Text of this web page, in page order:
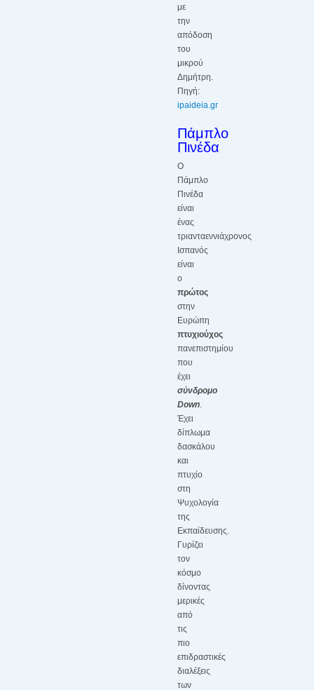
με
την
απόδοση
του
μικρού
Δημήτρη.
Πηγή:
ipaideia.gr
Πάμπλο
Πινέδα
Ο
Πάμπλο
Πινέδα
είναι
ένας
τριανταεννιάχρονος
Ισπανός
είναι
ο
πρώτος
στην
Ευρώπη
πτυχιούχος
πανεπιστημίου
που
έχει
σύνδρομο
Down
Έχει
δίπλωμα
δασκάλου
και
πτυχίο
στη
Ψυχολογία
της
Εκπαίδευσης.
Γυρίζει
τον
κόσμο
δίνοντας
μερικές
από
τις
πιο
επιδραστικές
διαλέξεις
των